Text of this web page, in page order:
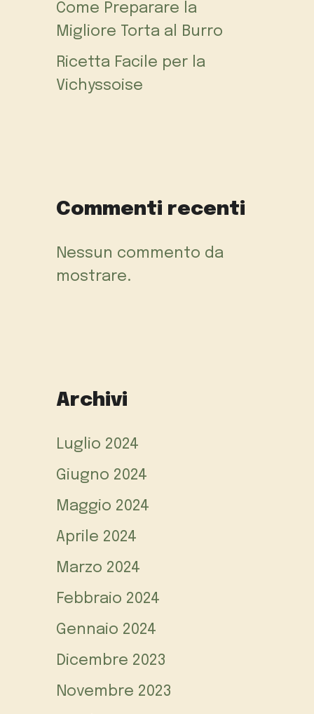
Come Preparare la
Migliore Torta al Burro
Ricetta Facile per la
Vichyssoise
Commenti recenti
Nessun commento da
mostrare.
Archivi
Luglio 2024
Giugno 2024
Maggio 2024
Aprile 2024
Marzo 2024
Febbraio 2024
Gennaio 2024
Dicembre 2023
Novembre 2023